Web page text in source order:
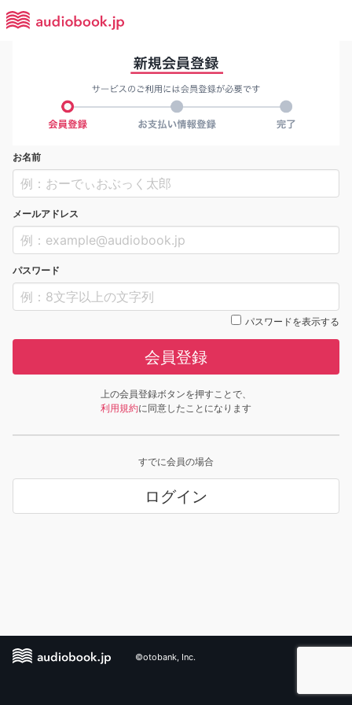
お名前
メールアドレス
パスワード
パスワードを表示する
会員登録
上の会員登録ボタンを押すことで、
利用規約に同意したことになります
すでに会員の場合
ログイン
©otobank, Inc.